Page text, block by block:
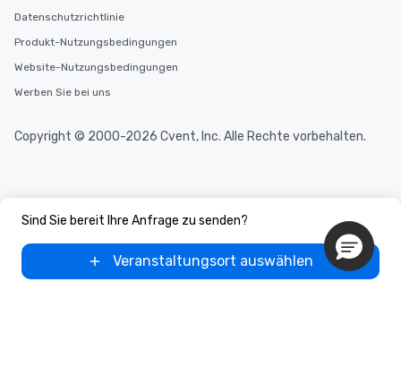
Sind Sie bereit Ihre Anfrage zu senden?
Veranstaltungsort auswählen
Datenschutzrichtlinie
Produkt-Nutzungsbedingungen
Website-Nutzungsbedingungen
Werben Sie bei uns
Copyright © 2000-2026 Cvent, Inc. Alle Rechte vorbehalten.